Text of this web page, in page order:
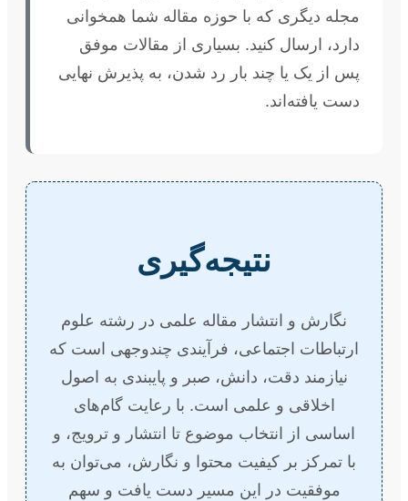
مجله دیگری که با حوزه مقاله شما همخوانی
دارد، ارسال کنید. بسیاری از مقالات موفق
پس از یک یا چند بار رد شدن، به پذیرش نهایی
دست یافته‌اند.
نتیجه‌گیری
نگارش و انتشار مقاله علمی در رشته علوم
ارتباطات اجتماعی، فرآیندی چندوجهی است که
نیازمند دقت، دانش، صبر و پایبندی به اصول
اخلاقی و علمی است. با رعایت گام‌های
اساسی از انتخاب موضوع تا انتشار و ترویج، و
با تمرکز بر کیفیت محتوا و نگارش، می‌توان به
موفقیت در این مسیر دست یافت و سهم